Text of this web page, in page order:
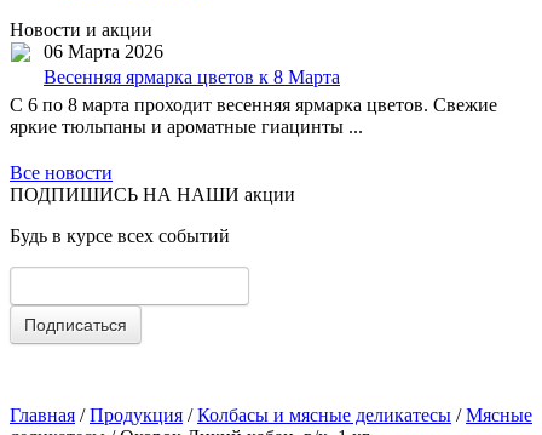
Новости и акции
06 Марта 2026
Весенняя ярмарка цветов к 8 Марта
С 6 по 8 марта проходит весенняя ярмарка цветов. Свежие
яркие тюльпаны и ароматные гиацинты ...
Все новости
ПОДПИШИСЬ НА НАШИ акции
Будь в курсе всех событий
Главная /Продукция /Колбасы и мясные деликатесы /Мясные